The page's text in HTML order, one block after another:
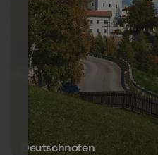
Deutschnofen